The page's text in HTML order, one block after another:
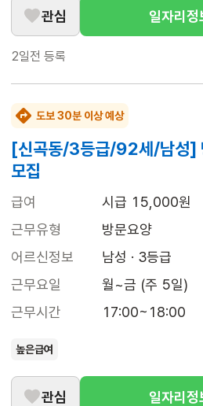
관심 일자리정
2일전 등록
도보 30분 이상 예상
[신곡동/3등급/92세/남성]
모집
급여
시급 15,000원
근무유형
방문요양
어르신정보
남성 · 3등급
근무요일
월~금 (주 5일)
근무시간
17:00~18:00
높은급여
관심 일자리정